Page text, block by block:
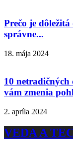
Prečo je
správne...
18. mája 2024
10 netradičných
vám zmenia
2. apríla 2024
VEDA A